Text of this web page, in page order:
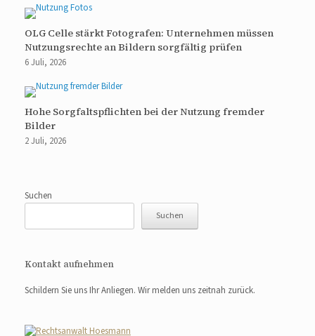
OLG Celle stärkt Fotografen: Unternehmen müssen
Nutzungsrechte an Bildern sorgfältig prüfen
6 Juli, 2026
Hohe Sorgfaltspflichten bei der Nutzung fremder
Bilder
2 Juli, 2026
Suchen
Suchen
Kontakt aufnehmen
Schildern Sie uns Ihr Anliegen. Wir melden uns zeitnah zurück.